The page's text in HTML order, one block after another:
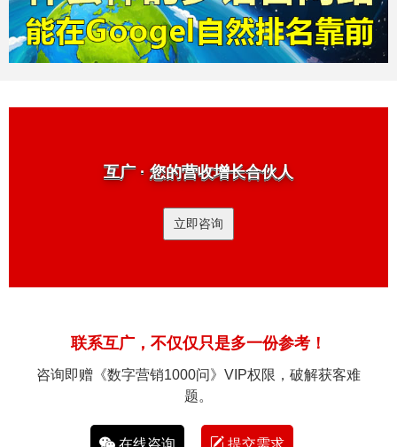
互广 · 您的营收增长合伙人
立即咨询
联系互广，不仅仅只是多一份参考！
咨询即赠《数字营销1000问》VIP权限，破解获客难
题。
在线咨询 提交需求